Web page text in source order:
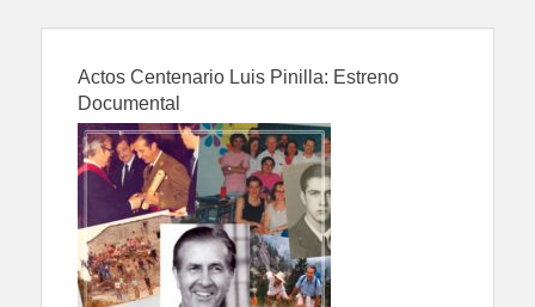
Actos Centenario Luis Pinilla: Estreno
Documental